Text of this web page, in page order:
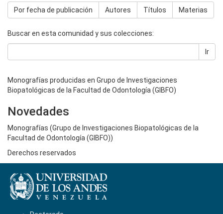
Por fecha de publicación Autores Títulos Materias
Buscar en esta comunidad y sus colecciones:
Ir
Monografías producidas en Grupo de Investigaciones
Biopatológicas de la Facultad de Odontología (GIBFO)
Novedades
Monografías (Grupo de Investigaciones Biopatológicas de la
Facultad de Odontología (GIBFO))
Derechos reservados